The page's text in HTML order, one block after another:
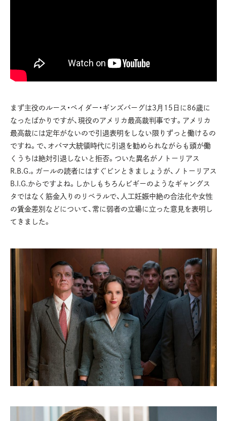
まず主役のルース・ベイダー・ギンズバーグは3月15日に86歳に
なったばかりですが、現役のアメリカ最高裁判事です。アメリカ
最高裁には定年がないので引退表明をしない限りずっと働けるの
ですね。で、オバマ大統領時代に引退を勧められながらも頭が働
くうちは絶対引退しないと拒否。ついた異名がノトーリアス
R.B.G.。ガールの読者にはすぐピンときましょうが、ノトーリアス
B.I.G.からですよね。しかしもちろんビギーのようなギャングス
タではなく筋金入りのリベラルで、人工妊娠中絶の合法化や女性
の賃金差別などについて、常に弱者の立場に立った意見を表明し
てきました。